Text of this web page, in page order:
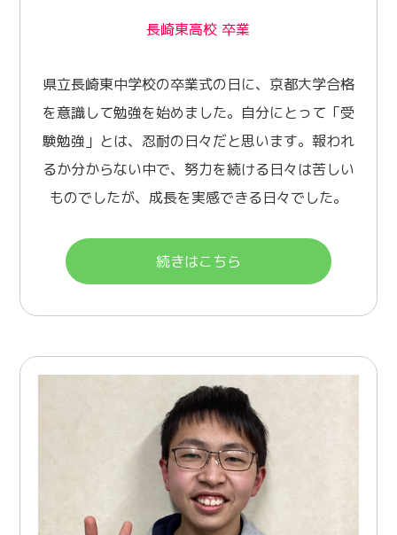
長崎東高校 卒業
県立長崎東中学校の卒業式の日に、京都大学合格
を意識して勉強を始めました。自分にとって「受
験勉強」とは、忍耐の日々だと思います。報われ
るか分からない中で、努力を続ける日々は苦しい
ものでしたが、成長を実感できる日々でした。
続きはこちら